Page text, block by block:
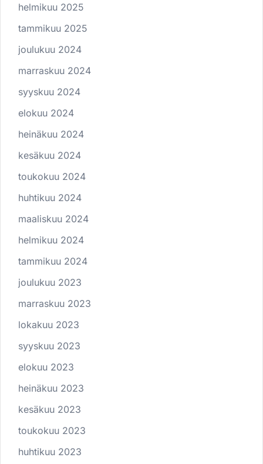
helmikuu 2025
tammikuu 2025
joulukuu 2024
marraskuu 2024
syyskuu 2024
elokuu 2024
heinäkuu 2024
kesäkuu 2024
toukokuu 2024
huhtikuu 2024
maaliskuu 2024
helmikuu 2024
tammikuu 2024
joulukuu 2023
marraskuu 2023
lokakuu 2023
syyskuu 2023
elokuu 2023
heinäkuu 2023
kesäkuu 2023
toukokuu 2023
huhtikuu 2023